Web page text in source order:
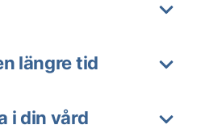
längre tid
i din vård